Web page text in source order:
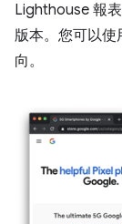
Lighthouse 報
版本。您可以使
向。